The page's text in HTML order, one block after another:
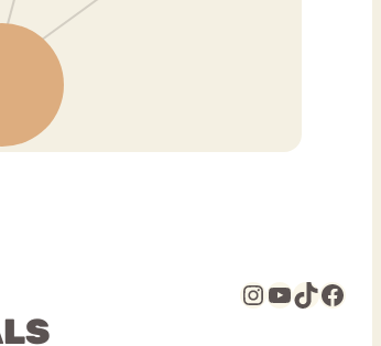
Instagram YouTube TikTok Facebook